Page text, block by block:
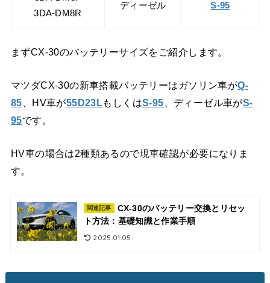
3DA-DM8R
ディーゼル S-95
まずCX-30のバッテリーサイズをご紹介します。
マツダCX-30の新車搭載バッテリーはガソリン車がQ-
85 、HV車が55D23LもしくはS-95 、ディーゼル車がS-
95です。
HV車の場合は2種類あるので現車確認が必要になりま
す。
関連記事
CX-30のバッテリー交換とリセッ
ト方法：基礎知識と作業手順
2025.01.05